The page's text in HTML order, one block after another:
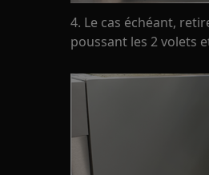
4. Le cas échéant,
poussant les 2 volets